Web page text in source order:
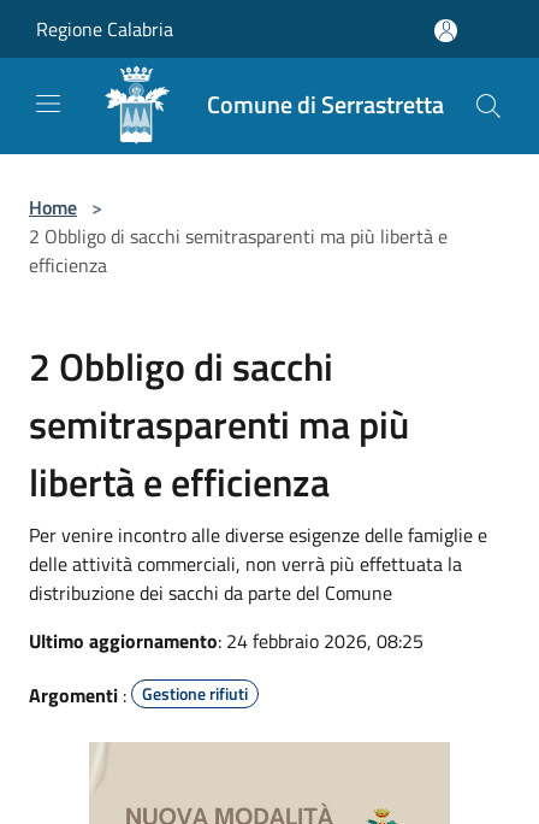
Regione Calabria
Comune di Serrastretta
Home >
2 Obbligo di sacchi semitrasparenti ma più libertà e
efficienza
2 Obbligo di sacchi
semitrasparenti ma più
libertà e efficienza
Per venire incontro alle diverse esigenze delle famiglie e
delle attività commerciali, non verrà più effettuata la
distribuzione dei sacchi da parte del Comune
Ultimo aggiornamento: 24 febbraio 2026, 08:25
Argomenti : Gestione rifiuti